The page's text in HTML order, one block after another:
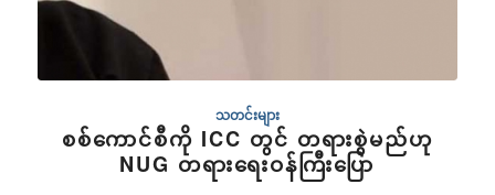
သတင်းများ
စစ်ကောင်စီကို ICC တွင် တရားစွဲမည်ဟု
NUG တရားရေးဝန်ကြီးပြော